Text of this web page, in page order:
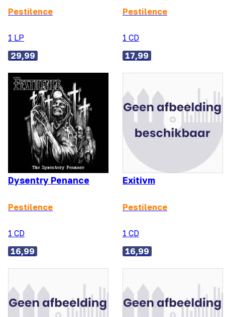
Pestilence
1 LP
29,99
Pestilence
1 CD
17,99
Dysentry Penance
Pestilence
1 CD
16,99
Exitivm
Pestilence
1 CD
16,99